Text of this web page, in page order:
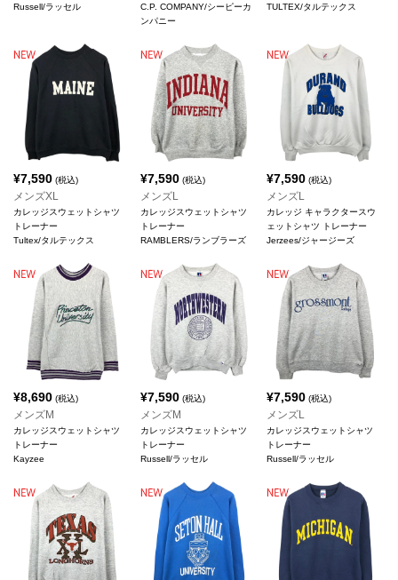
Russell/ラッセル
C.P. COMPANY/シーピーカ
ンパニー
TULTEX/タルテックス
¥7,590 (税込)
メンズXL
カレッジスウェットシャツ
トレーナー
Tultex/タルテックス
¥7,590(税込)
メンズL
カレッジスウェットシャツ
トレーナー
RAMBLERS/ランブラーズ
¥7,590 (税込)
メンズL
カレッジ キャラクタースウ
ェットシャツ トレーナー
Jerzees/ジャージーズ
¥8,690 (税込)
メンズM
カレッジスウェットシャツ
トレーナー
Kayzee
¥7,590(税込)
メンズM
カレッジスウェットシャツ
トレーナー
Russell/ラッセル
¥7,590 (税込)
メンズL
カレッジスウェットシャツ
トレーナー
Russell/ラッセル